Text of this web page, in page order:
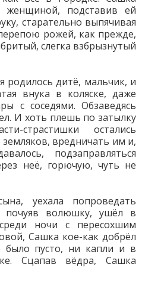
женщиной, подставив ей
старательно выпячивая
рожей, как прежде,
слегка взбрызнутый
родилось дитё, мальчик, и
внука в коляске, даже
с соседями. Обзаведясь
И хоть плешь по затылку
страстишки остались
вредничать им и,
подзаправляться
неё, горючую, чуть не
уехала попроведать
почуяв волюшку, ушёл в
ночи с пере­сохшим
Сашка кое-как добрёл
было пусто, ни капли и в
Сцапав вёдра, Сашка